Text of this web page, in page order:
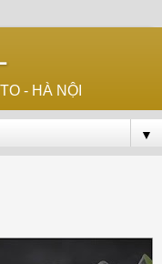
- HÀ NỘI
▼